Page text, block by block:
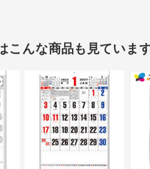
こんな商品も見ていま